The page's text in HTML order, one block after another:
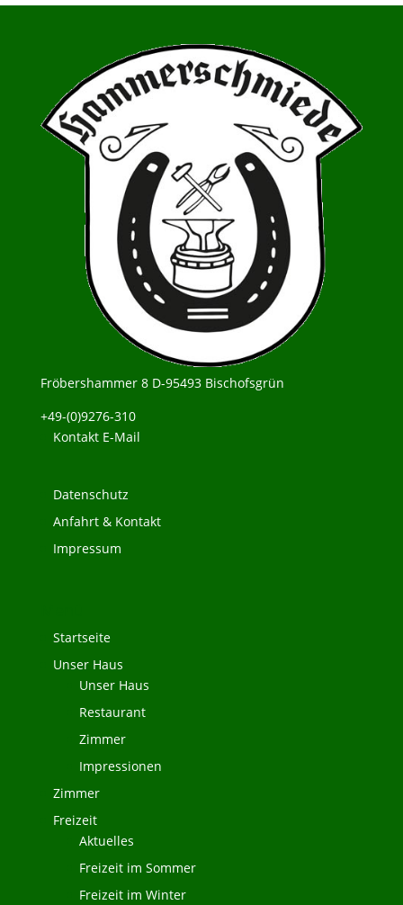
Fröbershammer 8 D-95493 Bischofsgrün
+49-(0)9276-310
Kontakt E-Mail
Datenschutz
Anfahrt & Kontakt
Impressum
Startseite
Unser Haus
Unser Haus
Restaurant
Zimmer
Impressionen
Zimmer
Freizeit
Aktuelles
Freizeit im Sommer
Freizeit im Winter